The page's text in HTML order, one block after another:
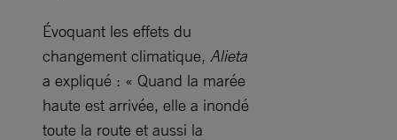
Évoquant les effets du
changement climatique, Alieta
a expliqué : « Quand la marée
haute est arrivée, elle a inondé
toute la route et aussi la